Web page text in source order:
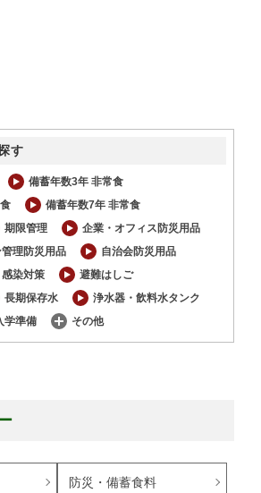
す
備蓄年数3年 非常食
備蓄年数7年 非常食
期限管理
企業・オフィス防災用品
理防災用品
自治会防災用品
染対策
避難はしご
長期保存水
浄水器・飲料水タンク
学準備 その他
防災・備蓄食料